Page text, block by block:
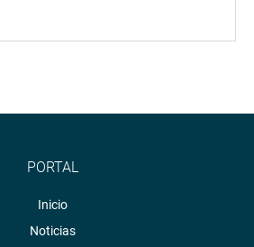
PORTAL
Inicio
Noticias